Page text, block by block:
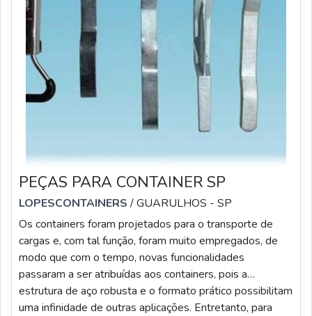
PEÇAS PARA CONTAINER SP
LOPESCONTAINERS/ GUARULHOS - SP
Os containers foram projetados para o transporte de
cargas e, com tal função, foram muito empregados, de
modo que com o tempo, novas funcionalidades
passaram a ser atribuídas aos containers, pois a
estrutura de aço robusta e o formato prático possibilitam
uma infinidade de outras aplicações. Entretanto, para